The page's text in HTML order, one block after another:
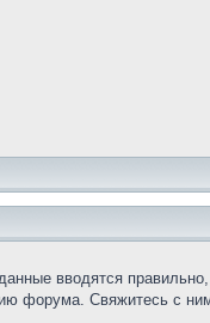
вводятся
форума. Свяжитесь с